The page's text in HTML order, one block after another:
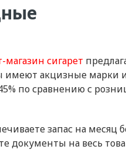
магазин сигарет
имеют акцизные марки
по сравнению с
запас на месяц
документы на весь